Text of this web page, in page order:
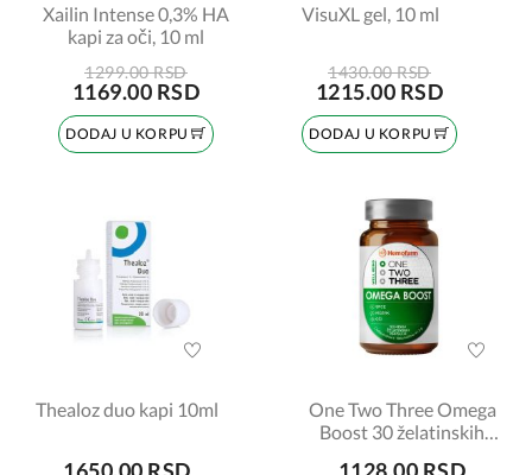
Xailin Intense 0,3% HA
kapi za oči, 10 ml
1299.00 RSD
1169.00 RSD
DODAJ U KORPU
VisuXL gel, 10 ml
1430.00 RSD
1215.00 RSD
DODAJ U KORPU
Thealoz duo kapi 10ml
One Two Three Omega
Boost 30 želatinskih